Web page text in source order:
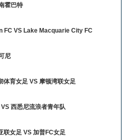
霍巴特
FC VS Lake Macquarie City FC
尼
体育女足 VS 摩顿湾联女足
西悉尼流浪者青年队
联女足 VS 加普FC女足